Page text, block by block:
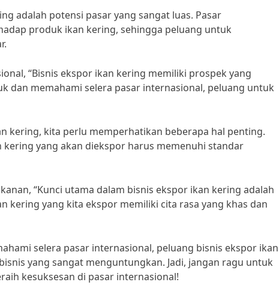
adalah potensi pasar yang sangat luas. Pasar
produk ikan kering, sehingga peluang untuk
“Bisnis ekspor ikan kering memiliki prospek yang
dan memahami selera pasar internasional, peluang untuk
kering, kita perlu memperhatikan beberapa hal penting.
yang akan diekspor harus memenuhi standar
“Kunci utama dalam bisnis ekspor ikan kering adalah
kering yang kita ekspor memiliki cita rasa yang khas dan
selera pasar internasional, peluang bisnis ekspor ikan
yang sangat menguntungkan. Jadi, jangan ragu untuk
kesuksesan di pasar internasional!